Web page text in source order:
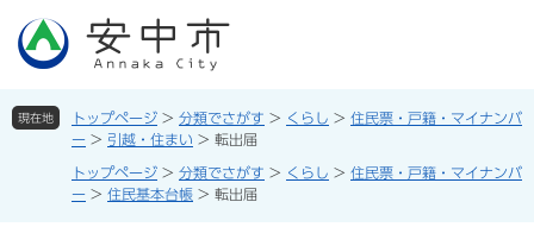
先
を現在地 トップページ > 分類でさがす > くらし > 住民票・戸籍・マイナンバ
ー > 引越・住まい > 転出届
トップページ > 分類でさがす > くらし > 住民票・戸籍・マイナンバ
ー > 住民基本台帳 > 転出届